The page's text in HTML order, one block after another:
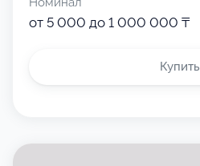
от 5 000 до 1 000 000 ₸
Купить